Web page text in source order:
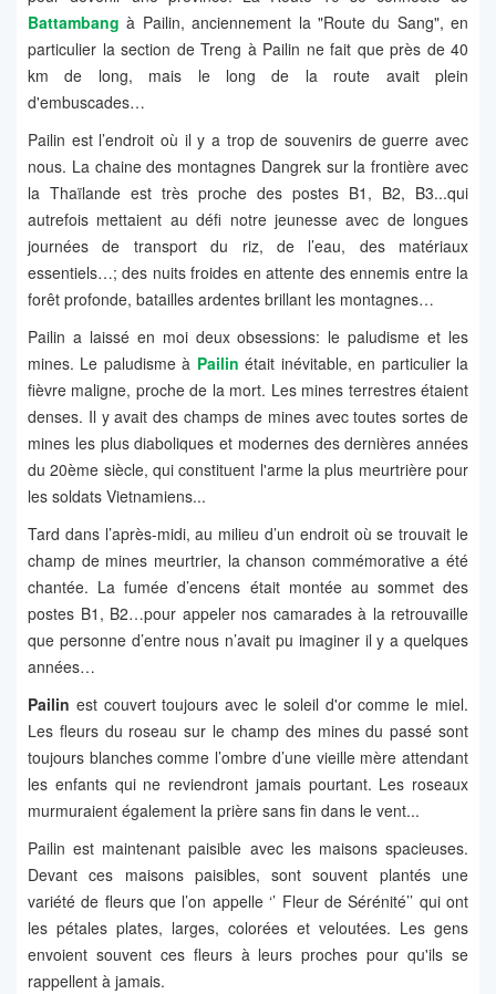
Battambang à Pailin, anciennement la "Route du Sang", en
particulier la section de Treng à Pailin ne fait que près de 40
km de long, mais le long de la route avait plein
d'embuscades…
Pailin est l’endroit où il y a trop de souvenirs de guerre avec
nous. La chaine des montagnes Dangrek sur la frontière avec
la Thaïlande est très proche des postes B1, B2, B3...qui
autrefois mettaient au défi notre jeunesse avec de longues
journées de transport du riz, de l’eau, des matériaux
essentiels…; des nuits froides en attente des ennemis entre la
forêt profonde, batailles ardentes brillant les montagnes…
Pailin a laissé en moi deux obsessions: le paludisme et les
mines. Le paludisme à Pailin était inévitable, en particulier la
fièvre maligne, proche de la mort. Les mines terrestres étaient
denses. Il y avait des champs de mines avec toutes sortes de
mines les plus diaboliques et modernes des dernières années
du 20ème siècle, qui constituent l'arme la plus meurtrière pour
les soldats Vietnamiens...
Tard dans l’après-midi, au milieu d’un endroit où se trouvait le
champ de mines meurtrier, la chanson commémorative a été
chantée. La fumée d’encens était montée au sommet des
postes B1, B2…pour appeler nos camarades à la retrouvaille
que personne d’entre nous n’avait pu imaginer il y a quelques
années…
Pailin est couvert toujours avec le soleil d'or comme le miel.
Les fleurs du roseau sur le champ des mines du passé sont
toujours blanches comme l’ombre d’une vieille mère attendant
les enfants qui ne reviendront jamais pourtant. Les roseaux
murmuraient également la prière sans fin dans le vent...
Pailin est maintenant paisible avec les maisons spacieuses.
Devant ces maisons paisibles, sont souvent plantés une
variété de fleurs que l’on appelle ‘’ Fleur de Sérénité’’ qui ont
les pétales plates, larges, colorées et veloutées. Les gens
envoient souvent ces fleurs à leurs proches pour qu'ils se
rappellent à jamais.